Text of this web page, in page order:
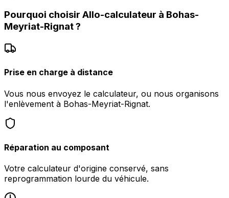
Pourquoi choisir Allo-calculateur à Bohas-
Meyriat-Rignat?
Prise en charge à distance
Vous nous envoyez le calculateur, ou nous organisons
l'enlèvement à Bohas-Meyriat-Rignat.
Réparation au composant
Votre calculateur d'origine conservé, sans
reprogrammation lourde du véhicule.